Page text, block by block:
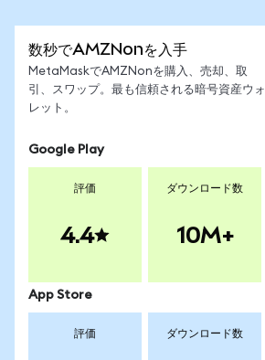
数秒でAMZNonを入手
MetaMaskでAMZNonを購入、売却、取
引、スワップ。最も信頼される暗号資産ウォ
レット。
Google Play
評価
4.4
ダウンロード数
10M+
App Store
評価 ダウンロード数